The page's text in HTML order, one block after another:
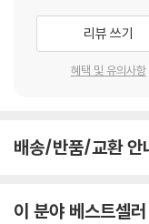
리뷰 쓰기
혜택 및 유의사항
배송/반품/교환 안
이 분야 베스트셀러